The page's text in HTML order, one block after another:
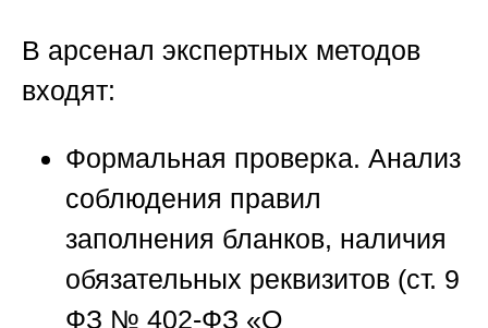
В арсенал экспертных методов
входят:
Формальная проверка. Анализ
соблюдения правил
заполнения бланков, наличия
обязательных реквизитов (ст. 9
ФЗ № 402-ФЗ «О